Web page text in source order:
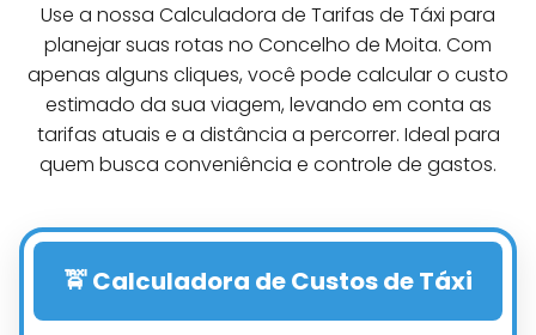
Use a nossa Calculadora de Tarifas de Táxi para
planejar suas rotas no Concelho de Moita. Com
apenas alguns cliques, você pode calcular o custo
estimado da sua viagem, levando em conta as
tarifas atuais e a distância a percorrer. Ideal para
quem busca conveniência e controle de gastos.
🚖 Calculadora de Custos de Táxi